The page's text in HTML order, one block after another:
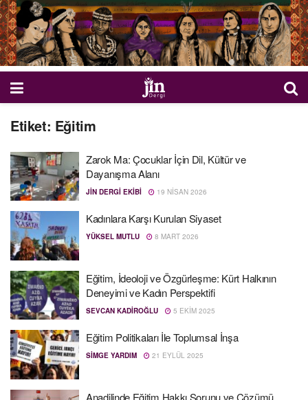
Etiket: Eğitim
Zarok Ma: Çocuklar İçin Dil, Kültür ve
Dayanışma Alanı
JIN DERGI EKIBI 19 NISAN 2026
Kadınlara Karşı Kurulan Siyaset
YÜKSEL MUTLU 8 MART 2026
Eğitim, İdeoloji ve Özgürleşme: Kürt Halkının
Deneyimi ve Kadın Perspektifi
SEVCAN KADIROĞLU 5 EKIM 2025
Eğitim Politikaları İle Toplumsal İnşa
SIMGE YARDIM 21 EYLÜL 2025
Anadilinde Eğitim Hakkı Sorunu ve Çözümü